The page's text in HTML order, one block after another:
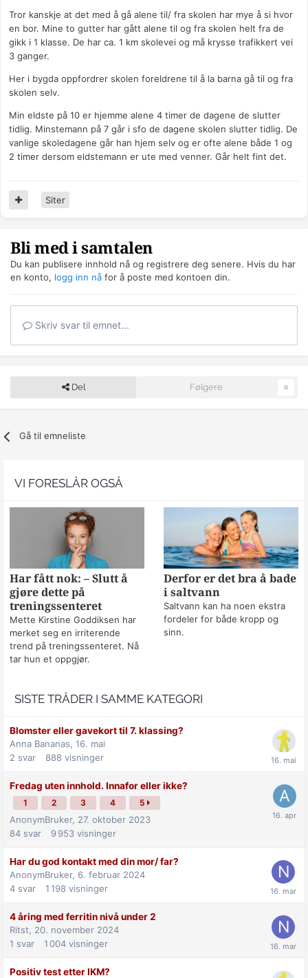
Tror kanskje at det med å gå alene til/ fra skolen har mye å si hvor
en bor. Mine to gutter har gått alene til og fra skolen helt fra de
gikk i 1 klasse. De har ca. 1 km skolevei og må krysse trafikkert vei
3 ganger.
Her i bygda oppfordrer skolen foreldrene til å la barna gå til og fra
skolen selv.
Min eldste på 10 er hjemme alene 4 timer de dagene de slutter
tidlig. Minstemann på 7 går i sfo de dagene skolen slutter tidlig. De
vanlige skoledagene går han hjem selv og er ofte alene både 1 og
2 timer dersom eldstemann er ute med venner. Går helt fint det.
Siter
Bli med i samtalen
Du kan publisere innhold nå og registrere deg senere. Hvis du har
en konto, logg inn nå for å poste med kontoen din.
Skriv svar til emnet...
Del Følgere 0
Gå til emneliste
VI FORESLÅR OGSÅ
Har fått nok: – Slutt å
gjøre dette på
treningssenteret
Mette Kirstine Goddiksen har
merket seg en irriterende
trend på treningssenteret. Nå
tar hun et oppgjør.
Derfor er det bra å bade
i saltvann
Saltvann kan ha noen ekstra
fordeler for både kropp og
sinn.
SISTE TRÅDER I SAMME KATEGORI
Blomster eller gavekort til 7. klassing?
Anna Bananas, 16. mai
2 svar 888 visninger
Fredag uten innhold. Innafor eller ikke?
1 2 3 4 5
AnonymBruker, 27. oktober 2023
84 svar 9 953 visninger
Har du god kontakt med din mor/ far?
AnonymBruker, 6. februar 2024
4 svar 1 198 visninger
4 åring med ferritin nivå under 2
Ritst, 20. november 2024
1 svar 1 004 visninger
Positiv test etter IKM?